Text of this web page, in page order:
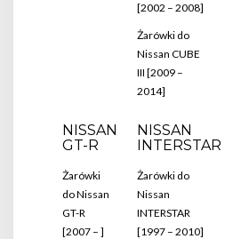
[2002 – 2008]
Żarówki do
Nissan CUBE
III [2009 –
2014]
NISSAN
GT-R
Żarówki
do Nissan
GT-R
[2007 – ]
NISSAN
INTERSTAR
Żarówki do
Nissan
INTERSTAR
[1997 – 2010]